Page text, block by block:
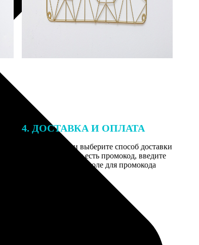
4. ДОСТАВКА И ОПЛАТА
Введите адрес и выберите способ доставки
заказа. Если у вас есть промокод, введите
его в специальное поле для промокода